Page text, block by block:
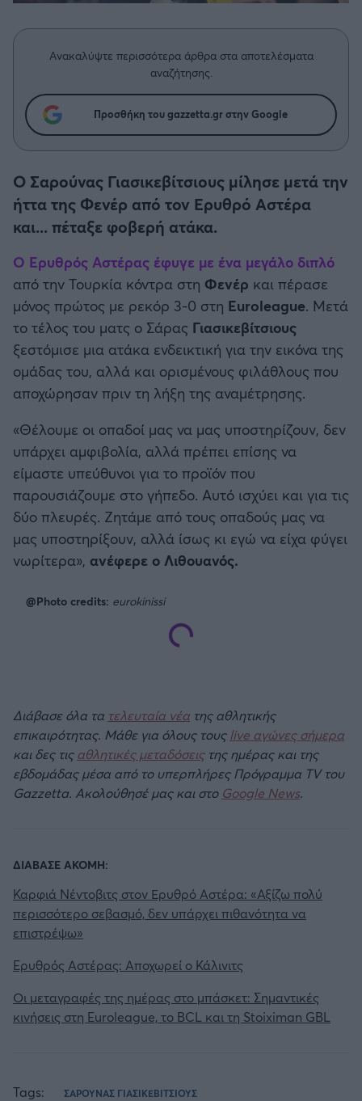
Δημήτρης Τσορμπατζόγλου
Λεβαδειακός
ΟΦΗ
Βόλος
Ατρόμητος Αθηνών
Αστέρας Τρίπολης
Παναιτωλικός
Καλαμάτα
Μπαρτσελόνα
Ρεάλ Μαδρίτης
Ατλέτικο Μαδρίτης
Τσέλσι
Άρσεναλ
Ίντερ
Μπάγερν Μονάχου
Μεγάλη μου Αγάπη
Μια Ιστορία από την Πόλη
Ανακαλύψτε περισσότερα άρθρα στα αποτελέσματα
αναζήτησης.
Προσθήκη του gazzetta.gr στην Google
Ο Σαρούνας Γιασικεβίτσιους μίλησε μετά την
ήττα της Φενέρ από τον Ερυθρό Αστέρα
και... πέταξε φοβερή ατάκα.
Ο Ερυθρός Αστέρας έφυγε με ένα μεγάλο διπλό
από την Τουρκία κόντρα στη Φενέρ και πέρασε
μόνος πρώτος με ρεκόρ 3-0 στη Εuroleague. Μετά
το τέλος του ματς ο Σάρας Γιασικεβίτσιους
ξεστόμισε μια ατάκα ενδεικτική για την εικόνα της
ομάδας του, αλλά και ορισμένους φιλάθλους που
αποχώρησαν πριν τη λήξη της αναμέτρησης.
«Θέλουμε οι οπαδοί μας να μας υποστηρίζουν, δεν
υπάρχει αμφιβολία, αλλά πρέπει επίσης να
είμαστε υπεύθυνοι για το προϊόν που
παρουσιάζουμε στο γήπεδο. Αυτό ισχύει και για τις
δύο πλευρές. Ζητάμε από τους οπαδούς μας να
μας υποστηρίξουν, αλλά ίσως κι εγώ να είχα φύγει
νωρίτερα», ανέφερε ο Λιθουανός.
@Photo credits: eurokinissi
Διάβασε όλα τα τελευταία νέα της αθλητικής
επικαιρότητας. Μάθε για όλους τους live αγώνες σήμερα
και δες τιςαθλητικές μεταδόσειςτης ημέρας και της
εβδομάδας μέσα από το υπερπλήρες Πρόγραμμα TV του
Gazzetta. Ακολούθησέ μας και στο Google News.
ΔΙΑΒΑΣΕ ΑΚΟΜΗ:
Καρφιά Νέντοβιτς στον Ερυθρό Αστέρα: «Αξίζω πολύ
περισσότερο σεβασμό, δεν υπάρχει πιθανότητα να
επιστρέψω»
Eρυθρός Αστέρας: Αποχωρεί ο Κάλινιτς
Οι μεταγραφές της ημέρας στο μπάσκετ: Σημαντικές
κινήσεις στη Euroleague, το BCL και τη Stoiximan GBL
Tags: ΣΑΡΟΥΝΑΣ ΓΙΑΣΙΚΕΒΙΤΣΙΟΥΣ